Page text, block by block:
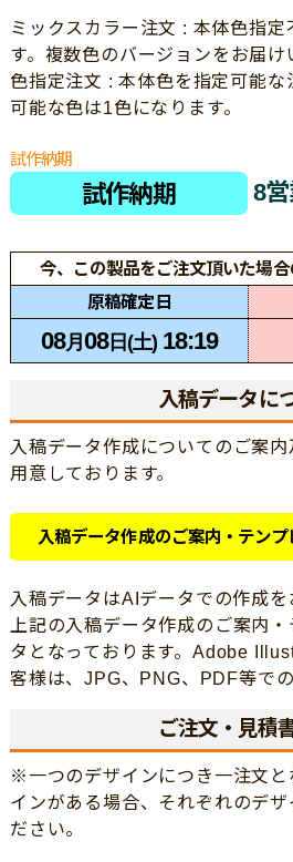
ミックスカラー注文 : 本体色指定
す。複数色のバージョンをお届け
色指定注文 : 本体色を指定可能な
可能な色は1色になります。
試作納期
試作納期 8
今、この製品をご注文頂いた場
原稿確定日
08月 08日(土)18:19
入稿データに
入稿データ作成についてのご案
用意しております。
入稿データ作成のご案内・テン
入稿データはAIデータでの作成を
上記の入稿データ作成のご案内
タとなっております。Adobe
客様は、JPG、PNG、PDF等での
ご注文・見積
※一つのデザインにつき一注文と
インがある場合、それぞれのデザ
ださい。